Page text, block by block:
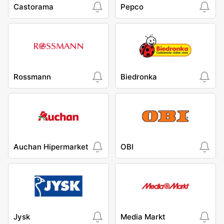
Castorama Pepco
Rossmann Biedronka
Auchan Hipermarket OBI
Jysk Media Markt